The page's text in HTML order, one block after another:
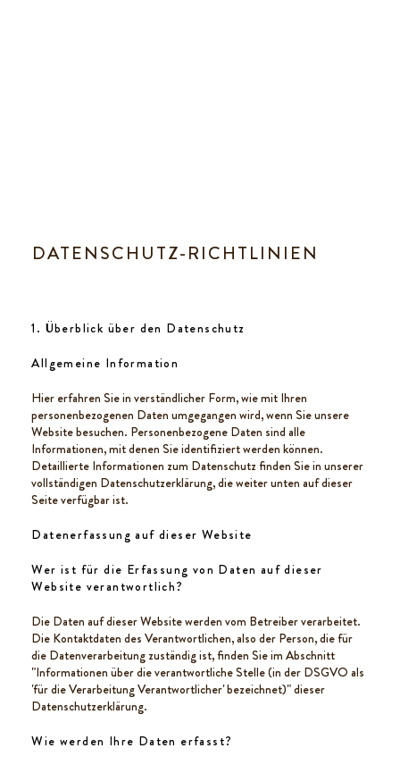
DATENSCHUTZ-RICHTLINIEN
1. Überblick über den Datenschutz
Allgemeine Information
Hier erfahren Sie in verständlicher Form, wie mit Ihren
personenbezogenen Daten umgegangen wird, wenn Sie unsere
Website besuchen. Personenbezogene Daten sind alle
Informationen, mit denen Sie identifiziert werden können.
Detaillierte Informationen zum Datenschutz finden Sie in unserer
vollständigen Datenschutzerklärung, die weiter unten auf dieser
Seite verfügbar ist.
Datenerfassung auf dieser Website
Wer ist für die Erfassung von Daten auf dieser
Website verantwortlich?
Die Daten auf dieser Website werden vom Betreiber verarbeitet.
Die Kontaktdaten des Verantwortlichen, also der Person, die für
die Datenverarbeitung zuständig ist, finden Sie im Abschnitt
"Informationen über die verantwortliche Stelle (in der DSGVO als
'für die Verarbeitung Verantwortlicher' bezeichnet)" dieser
Datenschutzerklärung.
Wie werden Ihre Daten erfasst?